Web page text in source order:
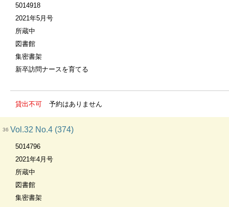
5014918
2021年5月号
所蔵中
図書館
集密書架
新卒訪問ナースを育てる
貸出不可 予約はありません
36 Vol.32 No.4 (374)
5014796
2021年4月号
所蔵中
図書館
集密書架